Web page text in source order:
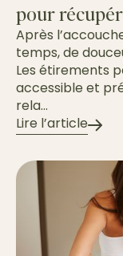
pour
Après
temps, de
Les étirements
accessible et
rela...
Lire l’article